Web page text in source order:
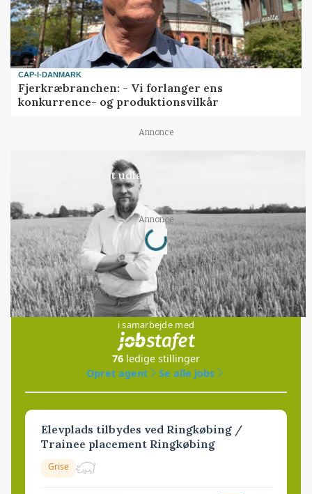
CAP-I-DANMARK
Fjerkræbranchen: - Vi forlanger ens
konkurrence- og produktionsvilkår
Annonce
Det er en uskik at udlægge et røgslør om
Annonce
Loading...
Jobs
i samarbejde med
76 ledige stillinger
Opret agent
Se alle jobs
Elevplads tilbydes ved Ringkøbing /
Trainee placement Ringkøbing
Grise